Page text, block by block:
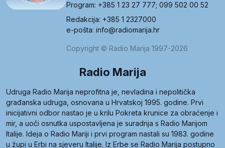
Program: +385 1 23 27 777; 099 502 00 52
Redakcija: +385 1 2327000
e-pošta: info@radiomarija.hr
Copyright © Radio Marija 1997-2026
Radio Marija
Udruga Radio Marija neprofitna je, nevladina i nepolitička
građanska udruga, osnovana u Hrvatskoj 1995. godine. Prvi
inicijativni odbor nastao je u krilu Pokreta krunice za obraćenje i
mir, a uoči osnutka uspostavljena je suradnja s Radio Marijom
Italije. Ideja o Radio Mariji i prvi program nastali su 1983. godine
u župi u Erbi na sjeveru Italije. Iz Erbe se Radio Marija postupno